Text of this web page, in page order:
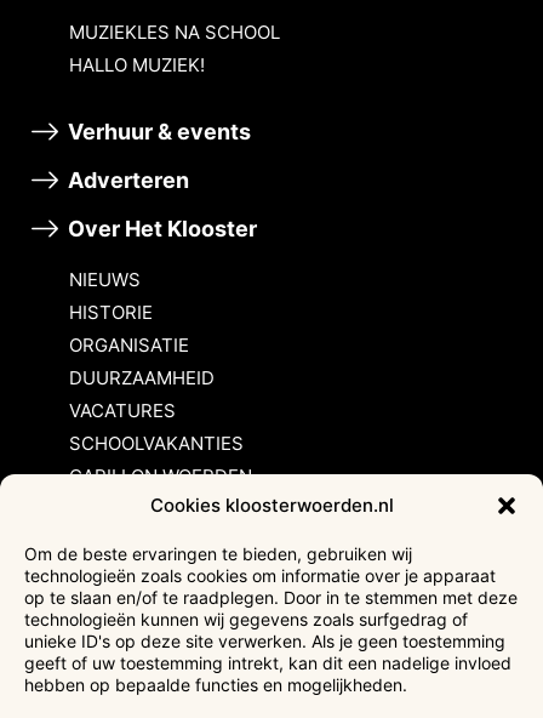
Cookies kloosterwoerden.nl
Om de beste ervaringen te bieden, gebruiken wij
technologieën zoals cookies om informatie over je apparaat
op te slaan en/of te raadplegen. Door in te stemmen met deze
technologieën kunnen wij gegevens zoals surfgedrag of
unieke ID's op deze site verwerken. Als je geen toestemming
geeft of uw toestemming intrekt, kan dit een nadelige invloed
hebben op bepaalde functies en mogelijkheden.
MUZIEKLES NA SCHOOL
HALLO MUZIEK!
Verhuur & events
Adverteren
Over Het Klooster
NIEUWS
HISTORIE
ORGANISATIE
DUURZAAMHEID
VACATURES
SCHOOLVAKANTIES
CARILLON WOERDEN
Inschrijvingsvoorwaarden
Bezoekersvoorwaarden
Huurvoorwaarden
Privacyverklaring
Ticketverkoop